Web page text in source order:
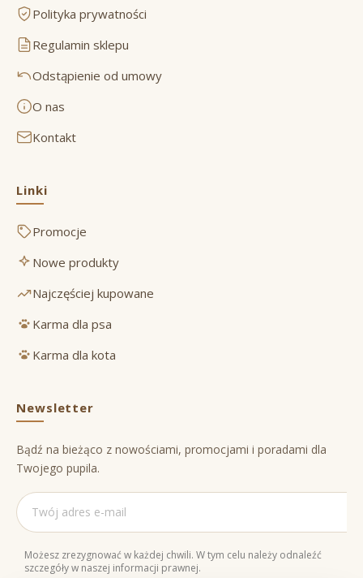
Polityka prywatności
Regulamin sklepu
Odstąpienie od umowy
O nas
Kontakt
Linki
Promocje
Nowe produkty
Najczęściej kupowane
Karma dla psa
Karma dla kota
Newsletter
Bądź na bieżąco z nowościami, promocjami i poradami dla
Twojego pupila.
Możesz zrezygnować w każdej chwili. W tym celu należy odnaleźć
szczegóły w naszej informacji prawnej.